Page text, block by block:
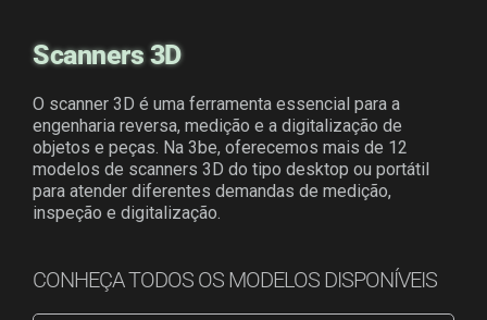
Scanners 3D
O scanner 3D é uma ferramenta essencial para a
engenharia reversa, medição e a digitalização de
objetos e peças. Na 3be, oferecemos mais de 12
modelos de scanners 3D do tipo desktop ou portátil
para atender diferentes demandas de medição,
inspeção e digitalização.
CONHEÇA TODOS OS MODELOS DISPONÍVEIS